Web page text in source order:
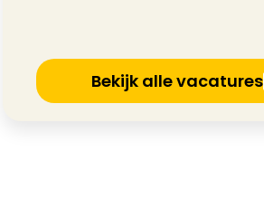
Bekijk alle vacatures